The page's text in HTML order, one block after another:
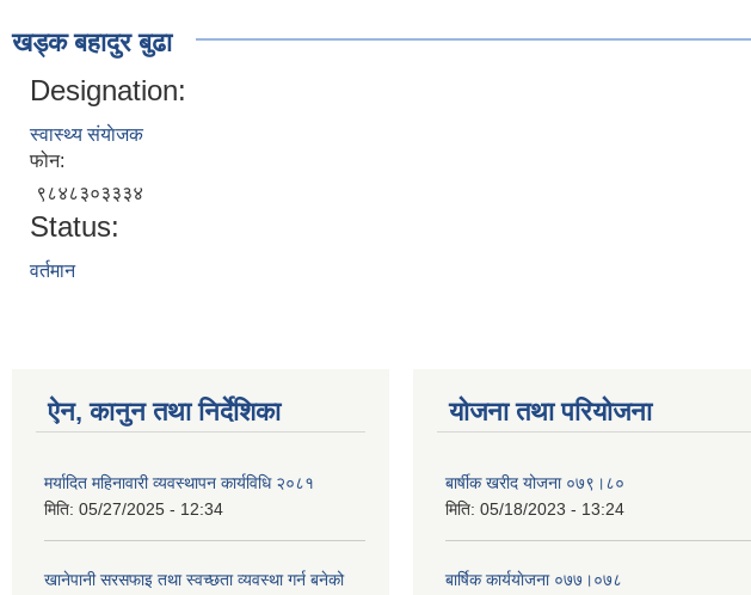
खड्क बहादुर बुढा
Designation:
स्वास्थ्य संयाेजक
फोन:
९८४८३०३३३४
Status:
वर्तमान
ऐन, कानुन तथा निर्देशिका
मर्यादित महिनावारी व्यवस्थापन कार्यविधि २०८१
मिति: 05/27/2025 - 12:34
खानेपानी सरसफाइ तथा स्वच्छता व्यवस्था गर्न बनेको
योजना तथा परियोजना
बार्षीक खरीद योजना ०७९।८०
मिति: 05/18/2023 - 13:24
बार्षिक कार्ययाेजना ०७७।०७८